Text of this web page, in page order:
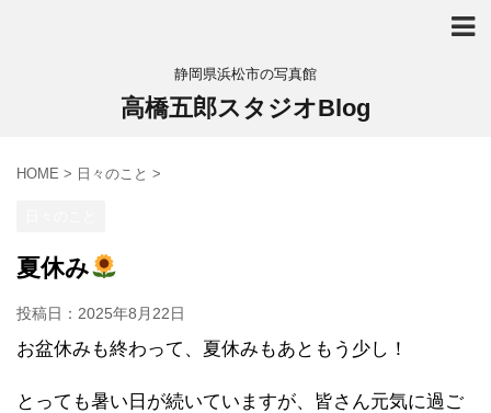
静岡県浜松市の写真館
高橋五郎スタジオBlog
HOME > 日々のこと >
夏休み
投稿日： 2025年8月22日
お盆休みも終わって、夏休みもあともう少し！
とっても暑い日が続いていますが、皆さん元気に過ご